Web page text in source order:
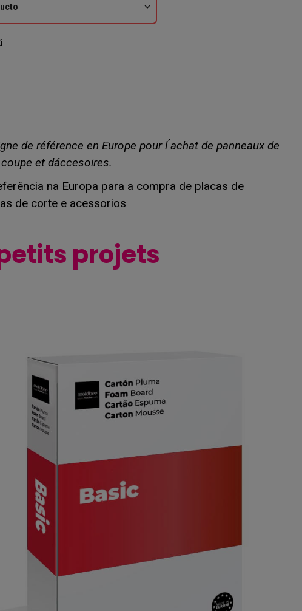
expand_more
de référence en Europe pour l ́achat de panneaux de
et dáccesoires.
na Europa para a compra de placas de
de corte e acessorios
projets